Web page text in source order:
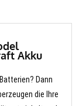
Akku
Dann
die Ihre